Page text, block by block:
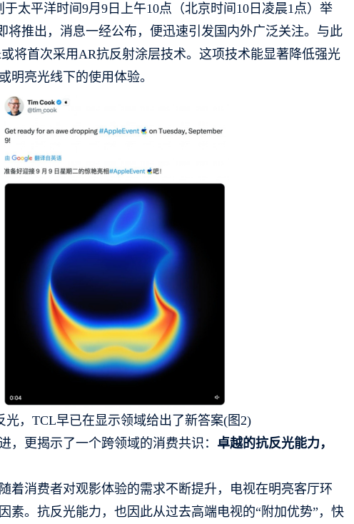
太平洋时间9月9日上午10点（北京时间10日凌晨1点）举
将推出，消息一经公布，便迅速引发国内外广泛关注。与此
将首次采用AR抗反射涂层技术。这项技术能显著降低强光
明亮光线下的使用体验。
，更揭示了一个跨领域的消费共识： 卓越的抗反光能力，
着消费者对观影体验的需求不断提升，电视在明亮客厅环
素。抗反光能力，也因此从过去高端电视的“附加优势”，快